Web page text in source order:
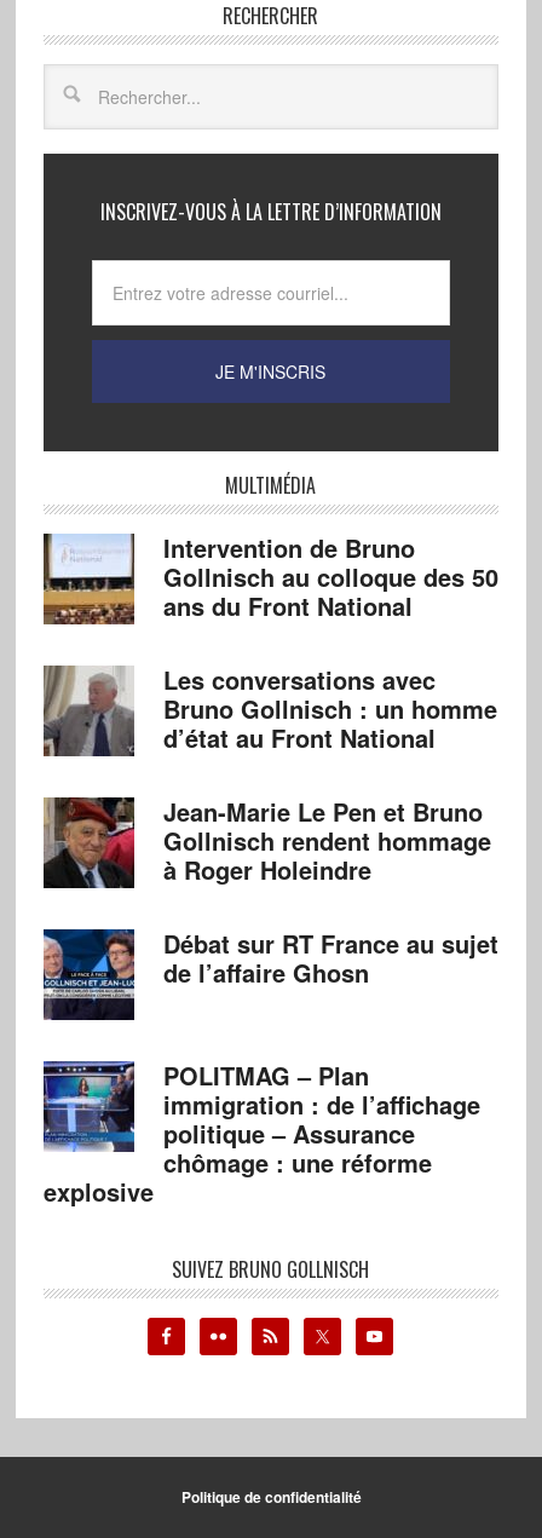
RECHERCHER
INSCRIVEZ-VOUS À LA LETTRE D’INFORMATION
MULTIMÉDIA
Intervention de Bruno
Gollnisch au colloque des 50
ans du Front National
Les conversations avec
Bruno Gollnisch : un homme
d’état au Front National
Jean-Marie Le Pen et Bruno
Gollnisch rendent hommage
à Roger Holeindre
Débat sur RT France au sujet
de l’affaire Ghosn
POLITMAG – Plan
immigration : de l’affichage
politique – Assurance
chômage : une réforme
explosive
SUIVEZ BRUNO GOLLNISCH
Politique de confidentialité